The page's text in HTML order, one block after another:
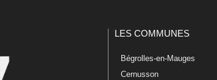
LES COMMUNES
Bégrolles-en-Mauges
Cernusson